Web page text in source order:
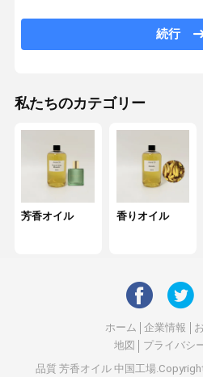
アロマディフューザーオイル
ろうそく の 香油
香水オイル
香りのディフューザー
香りの空気機械
続行
私たちのカテゴリー
芳香オイル 香りオイル
ホーム 企業情報
地図
プライバシ
品質 芳香オイル中国工場